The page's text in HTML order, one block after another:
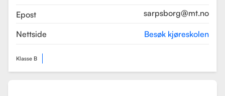
Epost
sarpsborg@mt.no
Nettside Besøk kjøreskolen
Klasse B